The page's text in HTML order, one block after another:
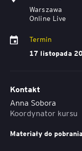
Warszawa
Online Live
Termin
17 listopada
Kontakt
Anna Sobora
Koordynator kursu
Materiały do pobrania